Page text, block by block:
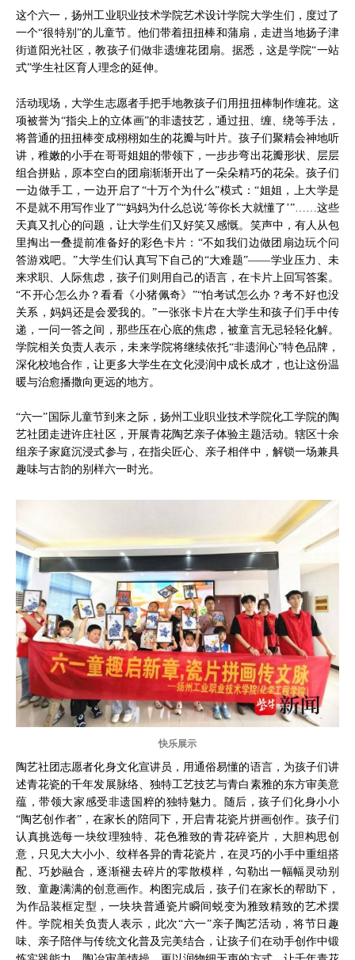
这个六一，扬州工业职业技术学院艺术设计学院大学生们，度过了
一个“很特别”的儿童节。他们带着扭扭棒和蒲扇，走进当地扬子津
街道阳光社区，教孩子们做非遗缠花团扇。据悉，这是学院“一站
式”学生社区育人理念的延伸。
活动现场，大学生志愿者手把手地教孩子们用扭扭棒制作缠花。这
项被誉为“指尖上的立体画”的非遗技艺，通过扭、缠、绕等手法，
将普通的扭扭棒变成栩栩如生的花瓣与叶片。孩子们聚精会神地听
讲，稚嫩的小手在哥哥姐姐的带领下，一步步弯出花瓣形状、层层
组合拼贴，原本空白的团扇渐渐开出了一朵朵精巧的花朵。孩子们
一边做手工，一边开启了“十万个为什么”模式：“姐姐，上大学是
不是就不用写作业了”“妈妈为什么总说‘等你长大就懂了’”……这些
天真又扎心的问题，让大学生们又好笑又感慨。笑声中，有人从包
里掏出一叠提前准备好的彩色卡片：“不如我们边做团扇边玩个问
答游戏吧。”大学生们认真写下自己的“大难题”——学业压力、未
来求职、人际焦虑，孩子们则用自己的语言，在卡片上回写答案。
“不开心怎么办？看看《小猪佩奇》”“怕考试怎么办？考不好也没
关系，妈妈还是会爱我的。”一张张卡片在大学生和孩子们手中传
递，一问一答之间，那些压在心底的焦虑，被童言无忌轻轻化解。
学院相关负责人表示，未来学院将继续依托“非遗润心”特色品牌，
深化校地合作，让更多大学生在文化浸润中成长成才，也让这份温
暖与治愈播撒向更远的地方。
“六一”国际儿童节到来之际，扬州工业职业技术学院化工学院的陶
艺社团走进许庄社区，开展青花陶艺亲子体验主题活动。辖区十余
组亲子家庭沉浸式参与，在指尖匠心、亲子相伴中，解锁一场兼具
趣味与古韵的别样六一时光。
快乐展示
陶艺社团志愿者化身文化宣讲员，用通俗易懂的语言，为孩子们讲
述青花瓷的千年发展脉络、独特工艺技艺与青白素雅的东方审美意
蕴，带领大家感受非遗国粹的独特魅力。随后，孩子们化身小小
“陶艺创作者”，在家长的陪同下，开启青花瓷片拼画创作。孩子们
认真挑选每一块纹理独特、花色雅致的青花碎瓷片，大胆构思创
意，只见大大小小、纹样各异的青花瓷片，在灵巧的小手中重组搭
配、巧妙融合，逐渐褪去碎片的零散模样，勾勒出一幅幅灵动别
致、童趣满满的创意画作。构图完成后，孩子们在家长的帮助下，
为作品装框定型，一块块普通瓷片瞬间蜕变为雅致精致的艺术摆
件。学院相关负责人表示，此次“六一”亲子陶艺活动，将节日趣
味、亲子陪伴与传统文化普及完美结合，让孩子们在动手创作中锻